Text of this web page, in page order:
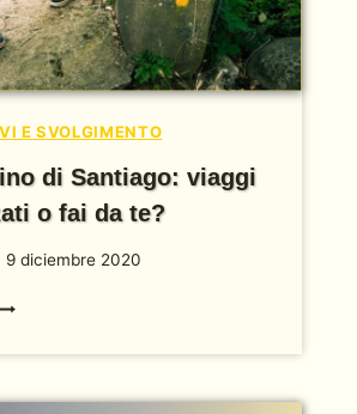
E SVOLGIMENTO
di Santiago: viaggi
o fai da te?
9 diciembre 2020
IL